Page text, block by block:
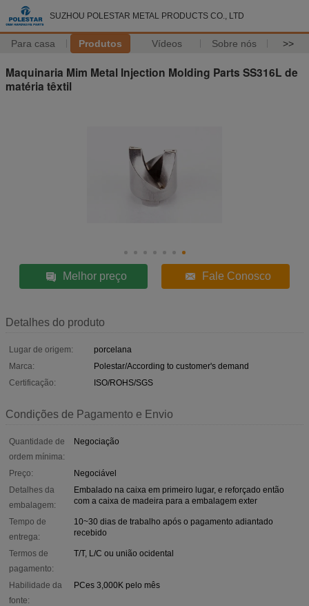
SUZHOU POLESTAR METAL PRODUCTS CO., LTD
Para casa Produtos Vídeos Sobre nós >>
Maquinaria Mim Metal Injection Molding Parts SS316L de
matéria têxtil
Melhor preço Fale Conosco
Detalhes do produto
Lugar de origem:
porcelana
Marca:
Polestar/According to customer's demand
Certificação:
ISO/ROHS/SGS
Condições de Pagamento e Envio
Quantidade de
ordem mínima:
Negociação
Preço:
Negociável
Detalhes da
embalagem:
Embalado na caixa em primeiro lugar, e reforçado então
com a caixa de madeira para a embalagem exter
Tempo de
entrega:
10~30 dias de trabalho após o pagamento adiantado
recebido
Termos de
pagamento:
T/T, L/C ou união ocidental
Habilidade da
fonte:
PCes 3,000K pelo mês